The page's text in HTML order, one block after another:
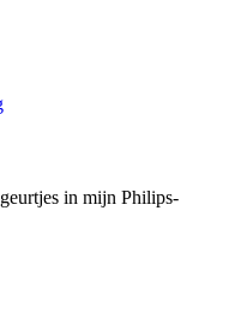
in mijn Philips-